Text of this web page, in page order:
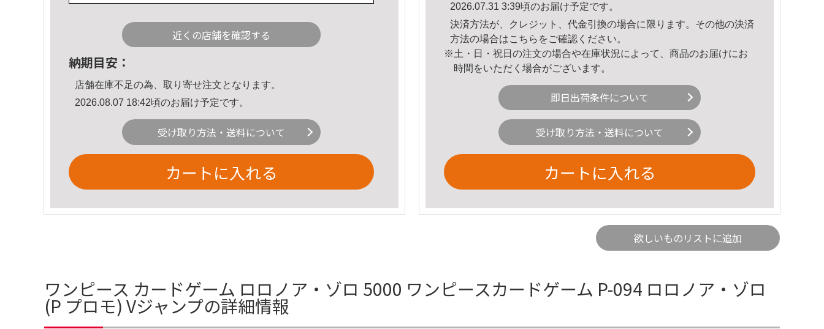
近くの店舗を確認する
納期目安：
店舗在庫不足の為、取り寄せ注文となります。
2026.08.07 18:42頃のお届け予定です。
受け取り方法・送料について
カートに入れる
2026.07.31 3:39頃のお届け予定です。
決済方法が、クレジット、代金引換の場合に限ります。その他の決済
方法の場合はこちら をご確認ください。
※土・日・祝日の注文の場合や在庫状況によって、商品のお届けにお
時間をいただく場合がございます。
即日出荷条件について
受け取り方法・送料について
カートに入れる
欲しいものリストに追加
ワンピース カードゲーム ロロノア・ゾロ 5000 ワンピースカードゲーム P-094 ロロノア・ゾロ
(P プロモ) Vジャンプの詳細情報